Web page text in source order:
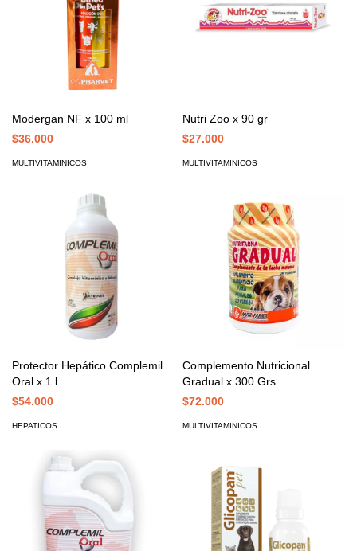
Modergan NF x 100 ml
$36.000
MULTIVITAMINICOS
Nutri Zoo x 90 gr
$27.000
MULTIVITAMINICOS
Protector Hepático Complemil
Oral x 1 l
$54.000
HEPATICOS
Complemento Nutricional
Gradual x 300 Grs.
$72.000
MULTIVITAMINICOS